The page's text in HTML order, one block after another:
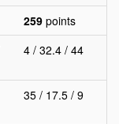
259 points
4 / 32.4 / 44
35 / 17.5 / 9